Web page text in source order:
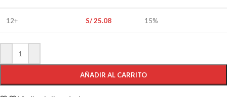
12+ S/25.08 15%
AÑADIR AL CARRITO